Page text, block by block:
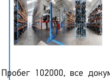
Пробег 102000, все